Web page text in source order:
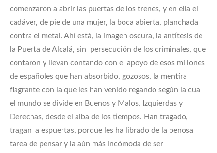
comenzaron a abrir las puertas de los trenes, y en ella el
cadáver, de pie de una mujer, la boca abierta, planchada
contra el metal. Ahí está, la imagen oscura, la antítesis de
la Puerta de Alcalá, sin persecución de los criminales, que
contaron y llevan contando con el apoyo de esos millones
de españoles que han absorbido, gozosos, la mentira
flagrante con la que les han venido regando según la cual
el mundo se divide en Buenos y Malos, Izquierdas y
Derechas, desde el alba de los tiempos. Han tragado,
tragan a espuertas, porque les ha librado de la penosa
tarea de pensar y la aún más incómoda de ser